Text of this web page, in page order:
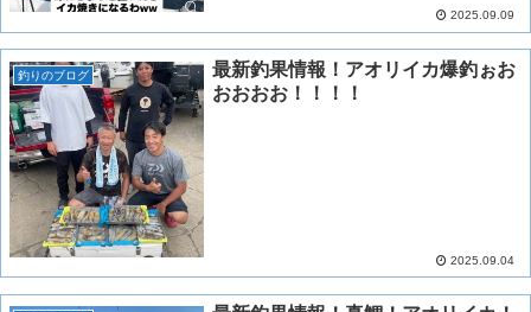
2025.09.09
釣りのブログ
最新釣果情報！アオリイカ爆釣ぉお
おおおお！！！！
2025.09.04